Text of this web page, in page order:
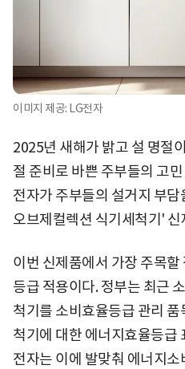
이미지 제공: LG전자
2025년 새해가 밝고 설 명절
절 준비로 바쁜 주부들의 고
전자가 주부들의 설거지 부
오브제컬렉션 식기세척기'
이번 신제품에서 가장 주목
등급 적용이다. 정부는 최근
척기를 소비효율등급 관리
척기에 대한 에너지효율등급
전자는 이에 발맞춰 에너지소